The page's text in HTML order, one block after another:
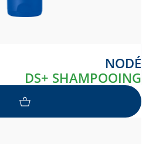
NODÉ
DS+ SHAMPOOING